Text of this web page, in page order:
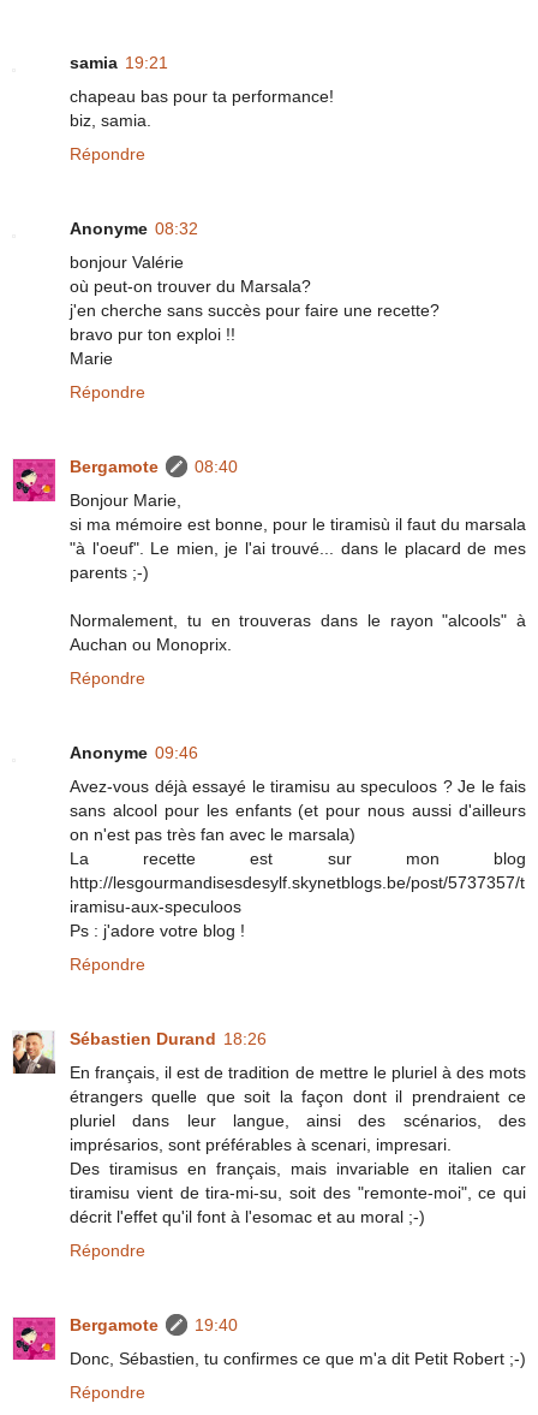
samia 19:21
chapeau bas pour ta performance!
biz, samia.
Répondre
Anonyme 08:32
bonjour Valérie
où peut-on trouver du Marsala?
j'en cherche sans succès pour faire une recette?
bravo pur ton exploi !!
Marie
Répondre
Bergamote
08:40
Bonjour Marie,
si ma mémoire est bonne, pour le tiramisù il faut du marsala
"à l'oeuf". Le mien, je l'ai trouvé... dans le placard de mes
parents ;-)
Normalement, tu en trouveras dans le rayon "alcools" à
Auchan ou Monoprix.
Répondre
Anonyme 09:46
Avez-vous déjà essayé le tiramisu au speculoos ? Je le fais
sans alcool pour les enfants (et pour nous aussi d'ailleurs
on n'est pas très fan avec le marsala)
La recette est sur mon blog
http://lesgourmandisesdesylf.skynetblogs.be/post/5737357/t
iramisu-aux-speculoos
Ps : j'adore votre blog !
Répondre
Sébastien Durand 18:26
En français, il est de tradition de mettre le pluriel à des mots
étrangers quelle que soit la façon dont il prendraient ce
pluriel dans leur langue, ainsi des scénarios, des
imprésarios, sont préférables à scenari, impresari.
Des tiramisus en français, mais invariable en italien car
tiramisu vient de tira-mi-su, soit des "remonte-moi", ce qui
décrit l'effet qu'il font à l'esomac et au moral ;-)
Répondre
Bergamote
19:40
Donc, Sébastien, tu confirmes ce que m'a dit Petit Robert ;-)
Répondre